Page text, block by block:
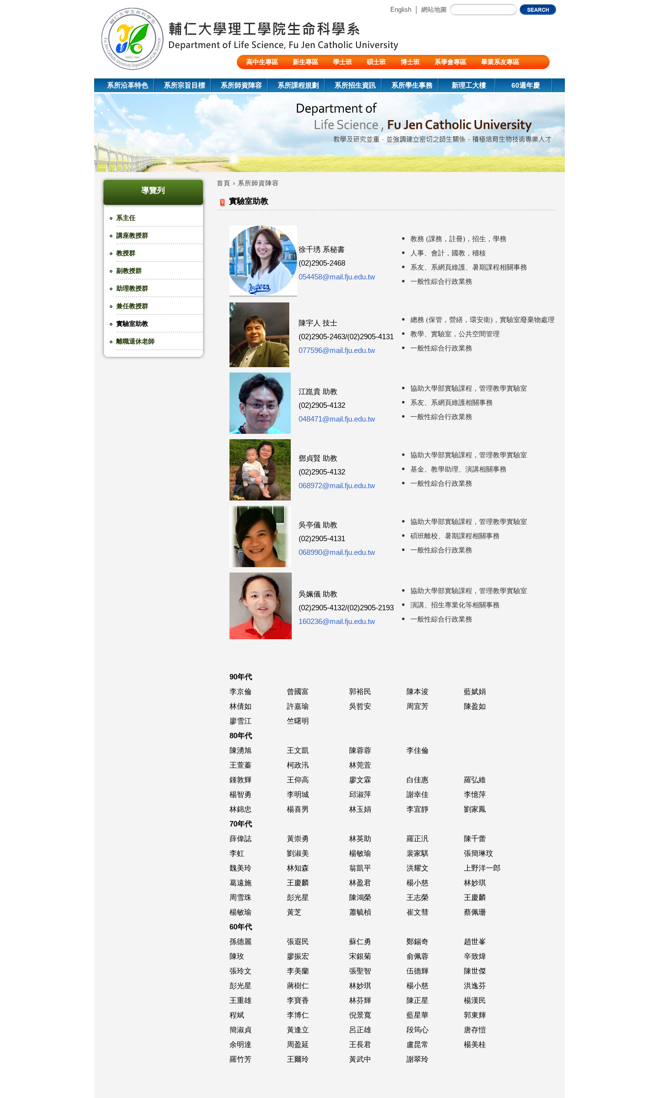
English 網站地圖
高中生專區 新生專區 學士班 碩士班 博士班 系學會專區
畢業系友專區
系所沿革特色 系所宗旨目標 系所師資陣容 系所課程規劃 系所招生資訊 系所學生事務 新理工大樓 60週年慶
導覽列
系主任
講座教授群
教授群
副教授群
助理教授群
兼任教授群
實驗室助教
離職退休老師
您
首頁 › 系所師資陣容
實驗室助教
徐千琇 系秘書
(02)2905-2468
054458@mail.fju.edu.tw
教務 (課務，註冊)，招生，學務
人事、會計，國教，稽核
系友、系網頁維護、暑期課程相關事務
一般性綜合行政業務
陳宇人 技士
(02)2905-2463/(02)2905-4131
077596@mail.fju.edu.tw
總務 (保管，營繕，環安衛)，實驗室廢棄物處理
教學、實驗室，公共空間管理
一般性綜合行政業務
江崑貴 助教
(02)2905-4132
048471@mail.fju.edu.tw
協助大學部實驗課程， 管理教學實驗室
系友、系網頁維護相關事務
一般性綜合行政業務
鄧貞賢 助教
(02)2905-4132
068972@mail.fju.edu.tw
協助大學部實驗課程，管理教學實驗室
基金、教學助理、演講相關事務
一般性綜合行政業務
吳亭儀 助教
(02)2905-4131
068990@mail.fju.edu.tw
協助大學部實驗課程，管理教學實驗室
碩班離校、暑期課程相關事務
一般性綜合行政業務
吳姵儀 助教
(02)2905-4132/(02)2905-2193
160236@mail.fju.edu.tw
協助大學部實驗課程，管理教學實驗室
演講、招生專業化等相關事務
一般性綜合行政業務
90年代
李京倫
曾國富 郭裕民 陳本浚
藍娬娟
林倩如
許嘉瑜 吳哲安 周宜芳
陳盈如
廖雪江
竺曙明
80年代
陳湧旭
王文凱 陳蓉蓉
李佳倫
王萱蓁
柯政汛
林莞萓
鍾敦輝
王仰高 廖文霖 白佳惠
羅弘維
楊智勇
李明城 邱淑萍 謝幸佳
李憶萍
林錦忠
楊喜男 林玉娟 李宜靜
劉家鳳
70年代
薛偉誌
黃崇勇 林英助 羅正汎
陳千蕾
李虹
劉淑美 楊敏瑜 裴家騏
張簡琳玟
魏美玲
林知森 翁凱平 洪耀文
上野洋一郎
葛遠施
王慶麟 林盈君 楊小慈
林妙琪
周雪珠
彭光星 陳鴻榮 王志榮
王慶麟
楊敏瑜
黃芝 蕭毓楨 崔文彗
蔡佩珊
60年代
孫德麗
張遐民 蘇仁勇 鄭錫奇
趙世峯
陳玫
廖振宏 宋銀菊 俞佩蓉
辛致煒
張玲文
李美蘭 張聖智 伍德輝
陳世傑
彭光星
蔣樹仁 林妙琪 楊小慈
洪逸芬
王重雄
李寶香 林芬輝 陳正星
楊漢民
程斌
李博仁 倪景寬 藍星華
郭東輝
簡淑貞
黃逢立 呂正雄 段筠心
唐存愷
余明達
周盈延 王長君 盧昆常
楊美桂
羅竹芳
王爾玲 黃武中 謝翠玲